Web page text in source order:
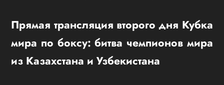
Прямая трансляция второго дня Кубка
мира по боксу: битва чемпионов мира
из Казахстана и Узбекистана